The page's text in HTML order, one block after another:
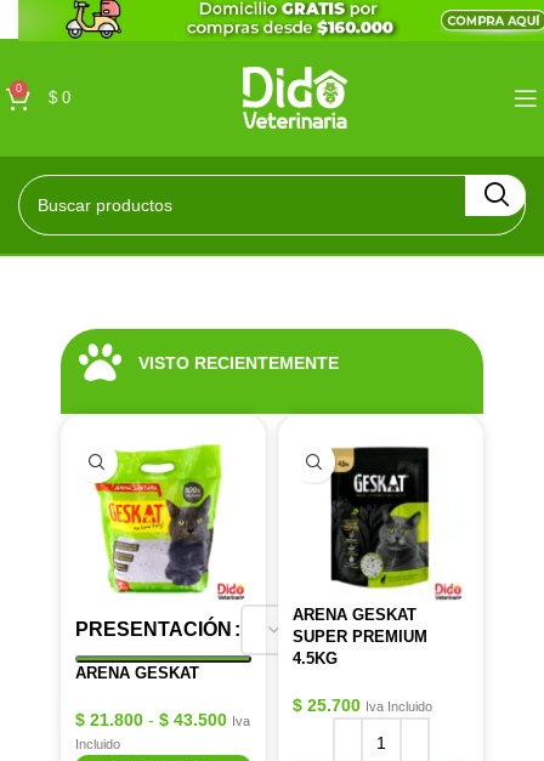
0
$ 0
VISTO RECIENTEMENTE
PRESENTACIÓN
ARENA GESKAT
$ 21.800 - $ 43.500 Iva
Incluido
ARENA GESKAT
SUPER PREMIUM
4.5KG
$ 25.700 Iva Incluido